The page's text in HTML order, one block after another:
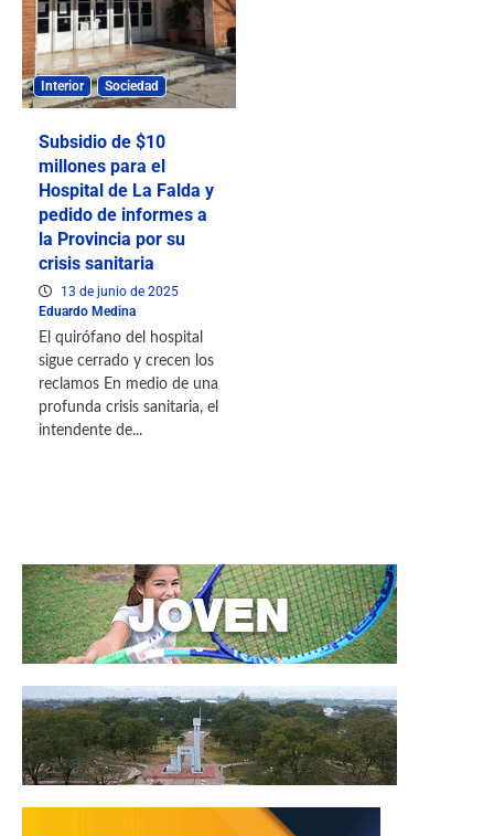
Interior Sociedad
Subsidio de $10
millones para el
Hospital de La Falda y
pedido de informes a
la Provincia por su
crisis sanitaria
13 de junio de 2025
Eduardo Medina
El quirófano del hospital
sigue cerrado y crecen los
reclamos En medio de una
profunda crisis sanitaria, el
intendente de...